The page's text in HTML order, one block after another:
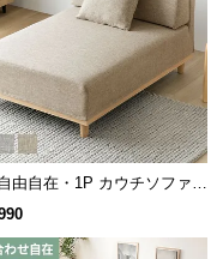
由自在・1P カウチソファ]
ールソファ アームレス 天然